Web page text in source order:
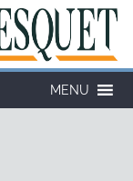
MENU